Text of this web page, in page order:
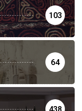
103
64